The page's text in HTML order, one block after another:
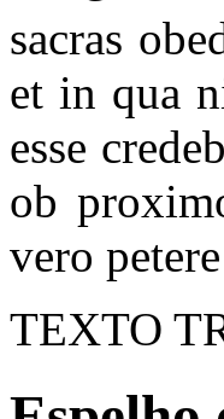
sacras
et in qua
esse
ob
vero
TEXTO